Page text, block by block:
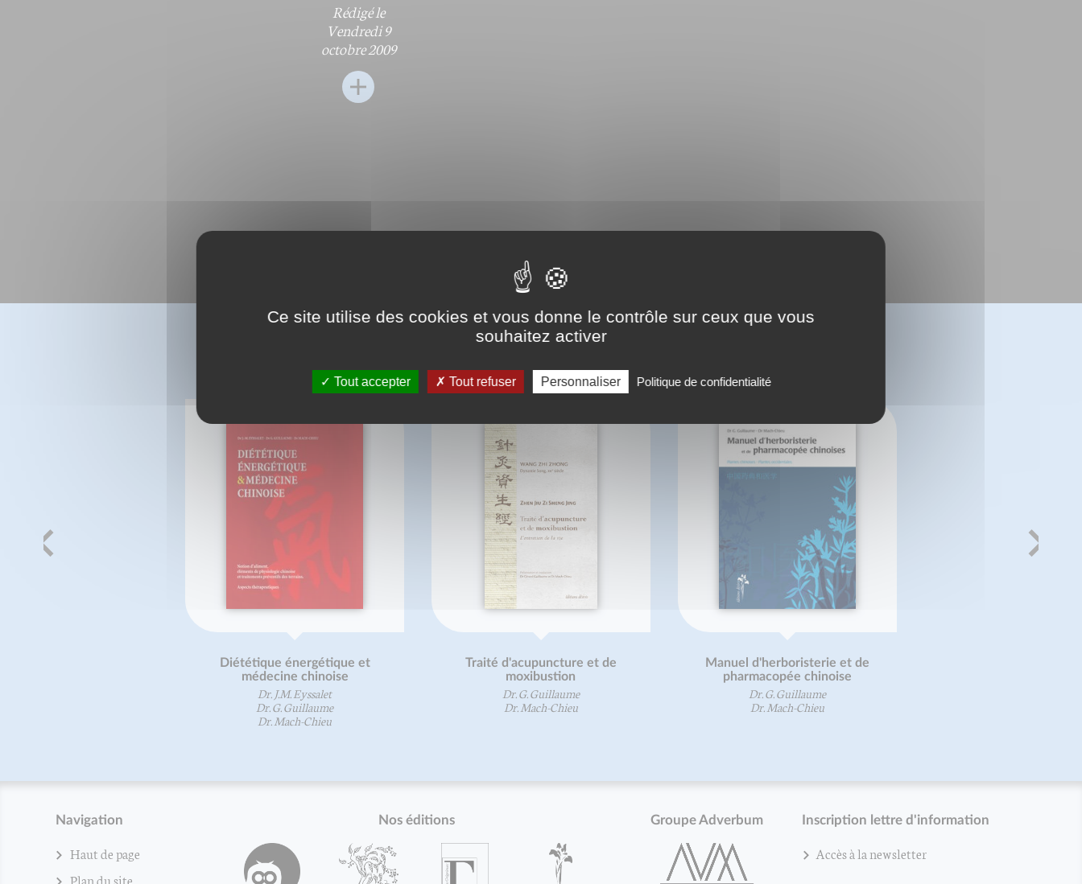
Rédigé le
Vendredi 9
octobre 2009
BIBLIOGRAPHIE
Diététique énergétique et
médecine chinoise
Dr. J.M. Eyssalet
Dr. G. Guillaume
Dr. Mach-Chieu
Traité d'acupuncture et de
moxibustion
Dr. G. Guillaume
Dr. Mach-Chieu
Manuel d'herboristerie et de
pharmacopée chinoise
Dr. G. Guillaume
Dr. Mach-Chieu
Navigation
Haut de page
Plan du site
Nos éditions Groupe Adverbum Inscription lettre d'information
Accès à la newsletter
Ce site utilise des cookies et vous donne le contrôle sur ceux que vous
souhaitez activer
Tout accepter Tout refuser Personnaliser Politique de confidentialité